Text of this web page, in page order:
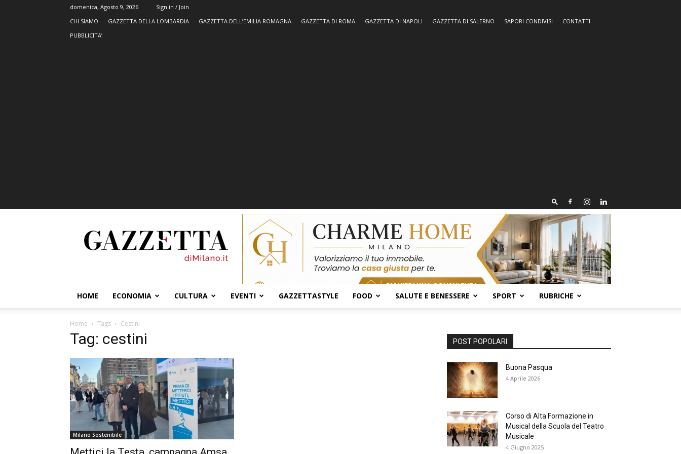
domenica, Agosto 9, 2026
Sign in / Join
CHI SIAMO
GAZZETTA DELLA LOMBARDIA GAZZETTA DELL’EMILIA ROMAGNA GAZZETTA DI ROMA GAZZETTA DI NAPOLI GAZZETTA DI SALERNO SAPORI CONDIVISI
CONTATTI
PUBBLICITA’
HOME ECONOMIA CULTURA EVENTI GAZZETTASTYLE FOOD SALUTE E BENESSERE SPORT RUBRICHE
Home Tags Cestini
Tag: cestini
Milano Sostenibile
POST POPOLARI
Buona Pasqua
4 Aprile 2026
Corso di Alta Formazione in
Musical della Scuola del Teatro
Musicale
4 Giugno 2025